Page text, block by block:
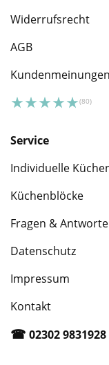
Widerrufsrecht
AGB
Kundenmeinungen
Service
Individuelle
Küchenblöcke
Fragen &
Datenschutz
Impressum
Kontakt
☎︎ 02302 9831928